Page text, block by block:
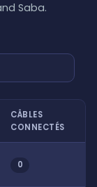
Saba.
CÂBLES
CONNECTÉS
0